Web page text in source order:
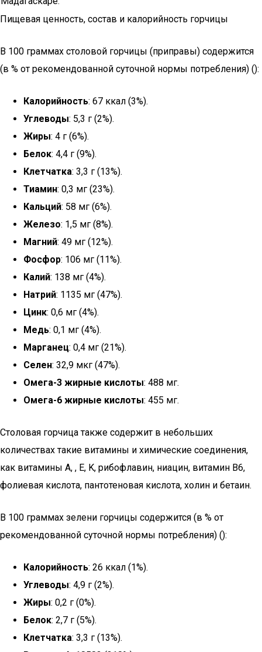
Пищевая ценность, состав и калорийность горчицы
В 100 граммах столовой горчицы (приправы) содержится
(в % от рекомендованной суточной нормы потребления) ():
Калорийность: 67 ккал (3%).
Углеводы: 5,3 г (2%).
Жиры: 4 г (6%).
Белок: 4,4 г (9%).
Клетчатка: 3,3 г (13%).
Тиамин: 0,3 мг (23%).
Кальций: 58 мг (6%).
Железо: 1,5 мг (8%).
Магний: 49 мг (12%).
Фосфор: 106 мг (11%).
Калий: 138 мг (4%).
Натрий: 1135 мг (47%).
Цинк: 0,6 мг (4%).
Медь: 0,1 мг (4%).
Марганец: 0,4 мг (21%).
Селен: 32,9 мкг (47%).
Омега-3 жирные кислоты: 488 мг.
Омега-6 жирные кислоты: 455 мг.
Столовая горчица также содержит в небольших
количествах такие витамины и химические соединения,
как витамины A, , E, K, рибофлавин, ниацин, витамин B6,
фолиевая кислота, пантотеновая кислота, холин и бетаин.
В 100 граммах зелени горчицы содержится (в % от
рекомендованной суточной нормы потребления) ():
Калорийность: 26 ккал (1%).
Углеводы: 4,9 г (2%).
Жиры: 0,2 г (0%).
Белок: 2,7 г (5%).
Клетчатка: 3,3 г (13%).